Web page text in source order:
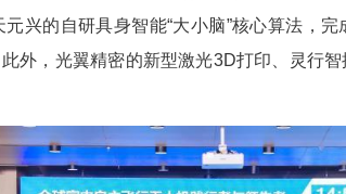
人”
行为智能的柔性精密操作轮臂
余项。天元兴的自研具身智能“